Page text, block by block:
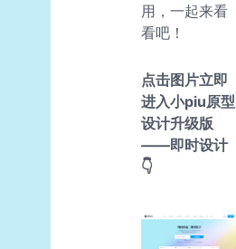
用，一起来看
看吧！
点击图片立即
进入小piu原型
设计升级版
——即时设计
👇